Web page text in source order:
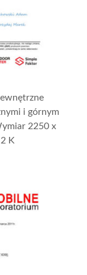
i górnym
2250 x
K